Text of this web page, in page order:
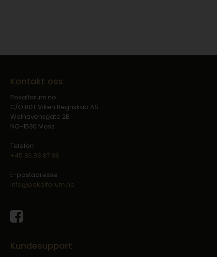
Kontakt oss
Pokalforum.no
C/O BDT Viken Regnskap AS
Welhavensgate 2B
NO-1530 Moss
Telefon
+45 86 93 87 88
E-postadresse
info@pokalforum.no
Kundesupport